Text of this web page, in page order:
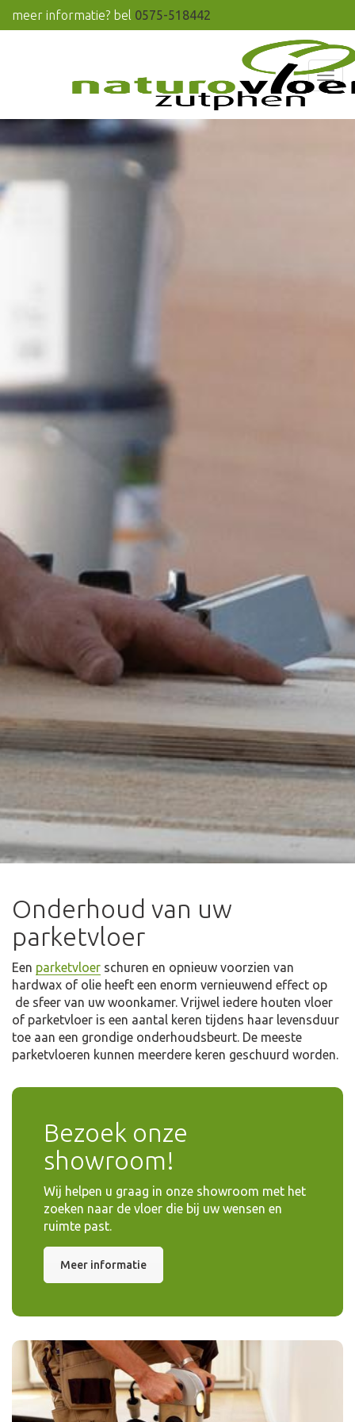
meer informatie? bel 0575-518442
Onderhoud van uw
parketvloer
Een parketvloer schuren en opnieuw voorzien van
hardwax of olie heeft een enorm vernieuwend effect op
de sfeer van uw woonkamer. Vrijwel iedere houten vloer
of parketvloer is een aantal keren tijdens haar levensduur
toe aan een grondige onderhoudsbeurt. De meeste
parketvloeren kunnen meerdere keren geschuurd worden.
Bezoek onze
showroom!
Wij helpen u graag in onze showroom met het
zoeken naar de vloer die bij uw wensen en
ruimte past.
Meer informatie
schuren
Laat uw houten vloer schuren en kleuren